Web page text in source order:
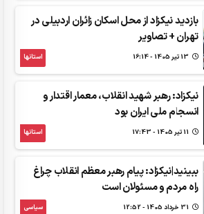
بازدید نیکزاد از محل اسکان زائران اردبیلی در
تهران + تصاویر
استانها
نیکزاد: رهبر شهید انقلاب، معمار اقتدار و
انسجام ملی ایران بود
استانها
ببینید|نیکزاد: پیام رهبر معظم انقلاب چراغ
راه مردم و مسئولان است
سیاسی